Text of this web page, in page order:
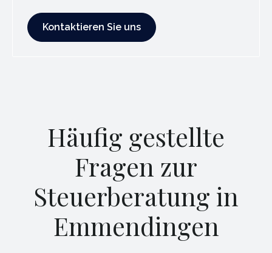
Kontaktieren Sie uns
Kontaktieren Sie uns
Häufig gestellte
Fragen zur
Steuerberatung in
Emmendingen